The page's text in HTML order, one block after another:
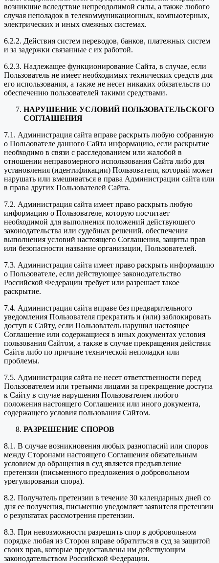
возникшие вследствие непреодолимой силы, а также любого
случая неполадок в телекоммуникационных, компьютерных,
электрических и иных смежных системах.
6.2.2. Действия систем переводов, банков, платежных систем
и за задержки связанные с их работой.
6.2.3. Надлежащее функционирование Сайта, в случае, если
Пользователь не имеет необходимых технических средств для
его использования, а также не несет никаких обязательств по
обеспечению пользователей такими средствами.
НАРУШЕНИЕ УСЛОВИЙ ПОЛЬЗОВАТЕЛЬСКОГО
СОГЛАШЕНИЯ
7.1. Администрация сайта вправе раскрыть любую собранную
о Пользователе данного Сайта информацию, если раскрытие
необходимо в связи с расследованием или жалобой в
отношении неправомерного использования Сайта либо для
установления (идентификации) Пользователя, который может
нарушать или вмешиваться в права Администрации сайта или
в права других Пользователей Сайта.
7.2. Администрация сайта имеет право раскрыть любую
информацию о Пользователе, которую посчитает
необходимой для выполнения положений действующего
законодательства или судебных решений, обеспечения
выполнения условий настоящего Соглашения, защиты прав
или безопасности название организации, Пользователей.
7.3. Администрация сайта имеет право раскрыть информацию
о Пользователе, если действующее законодательство
Российской Федерации требует или разрешает такое
раскрытие.
7.4. Администрация сайта вправе без предварительного
уведомления Пользователя прекратить и (или) заблокировать
доступ к Сайту, если Пользователь нарушил настоящее
Соглашение или содержащиеся в иных документах условия
пользования Сайтом, а также в случае прекращения действия
Сайта либо по причине технической неполадки или
проблемы.
7.5. Администрация сайта не несет ответственности перед
Пользователем или третьими лицами за прекращение доступа
к Сайту в случае нарушения Пользователем любого
положения настоящего Соглашения или иного документа,
содержащего условия пользования Сайтом.
РАЗРЕШЕНИЕ СПОРОВ
8.1. В случае возникновения любых разногласий или споров
между Сторонами настоящего Соглашения обязательным
условием до обращения в суд является предъявление
претензии (письменного предложения о добровольном
урегулировании спора).
8.2. Получатель претензии в течение 30 календарных дней со
дня ее получения, письменно уведомляет заявителя претензии
о результатах рассмотрения претензии.
8.3. При невозможности разрешить спор в добровольном
порядке любая из Сторон вправе обратиться в суд за защитой
своих прав, которые предоставлены им действующим
законодательством Российской Федерации.